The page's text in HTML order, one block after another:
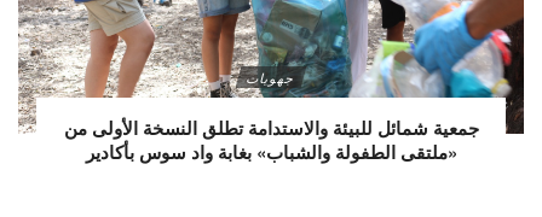
جهويات
جمعية شمائل للبيئة والاستدامة تطلق النسخة الأولى من
«ملتقى الطفولة والشباب» بغابة واد سوس بأكادير